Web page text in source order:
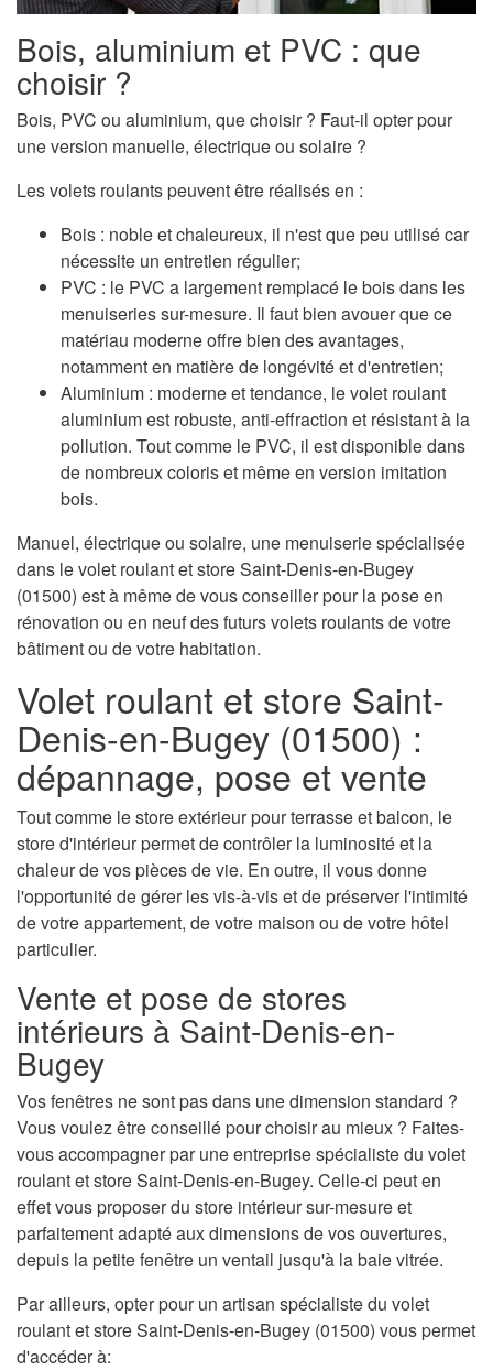
Bois, aluminium et PVC : que
choisir ?
Bois, PVC ou aluminium, que choisir ? Faut-il opter pour
une version manuelle, électrique ou solaire ?
Les volets roulants peuvent être réalisés en :
Bois : noble et chaleureux, il n'est que peu utilisé car
nécessite un entretien régulier;
PVC : le PVC a largement remplacé le bois dans les
menuiseries sur-mesure. Il faut bien avouer que ce
matériau moderne offre bien des avantages,
notamment en matière de longévité et d'entretien;
Aluminium : moderne et tendance, le volet roulant
aluminium est robuste, anti-effraction et résistant à la
pollution. Tout comme le PVC, il est disponible dans
de nombreux coloris et même en version imitation
bois.
Manuel, électrique ou solaire, une menuiserie spécialisée
dans le volet roulant et store Saint-Denis-en-Bugey
(01500) est à même de vous conseiller pour la pose en
rénovation ou en neuf des futurs volets roulants de votre
bâtiment ou de votre habitation.
Volet roulant et store Saint-
Denis-en-Bugey (01500) :
dépannage, pose et vente
Tout comme le store extérieur pour terrasse et balcon, le
store d'intérieur permet de contrôler la luminosité et la
chaleur de vos pièces de vie. En outre, il vous donne
l'opportunité de gérer les vis-à-vis et de préserver l'intimité
de votre appartement, de votre maison ou de votre hôtel
particulier.
Vente et pose de stores
intérieurs à Saint-Denis-en-
Bugey
Vos fenêtres ne sont pas dans une dimension standard ?
Vous voulez être conseillé pour choisir au mieux ? Faites-
vous accompagner par une entreprise spécialiste du volet
roulant et store Saint-Denis-en-Bugey. Celle-ci peut en
effet vous proposer du store intérieur sur-mesure et
parfaitement adapté aux dimensions de vos ouvertures,
depuis la petite fenêtre un ventail jusqu'à la baie vitrée.
Par ailleurs, opter pour un artisan spécialiste du volet
roulant et store Saint-Denis-en-Bugey (01500) vous permet
d'accéder à: